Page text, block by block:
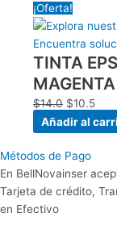
¡Oferta!
TINTA
$14.0
El
precio
original
era:
$14.0.
$10.5
es:
Añadir al
Métodos de Pago
En BellNovainser
Tarjeta de crédito,
en Efectivo